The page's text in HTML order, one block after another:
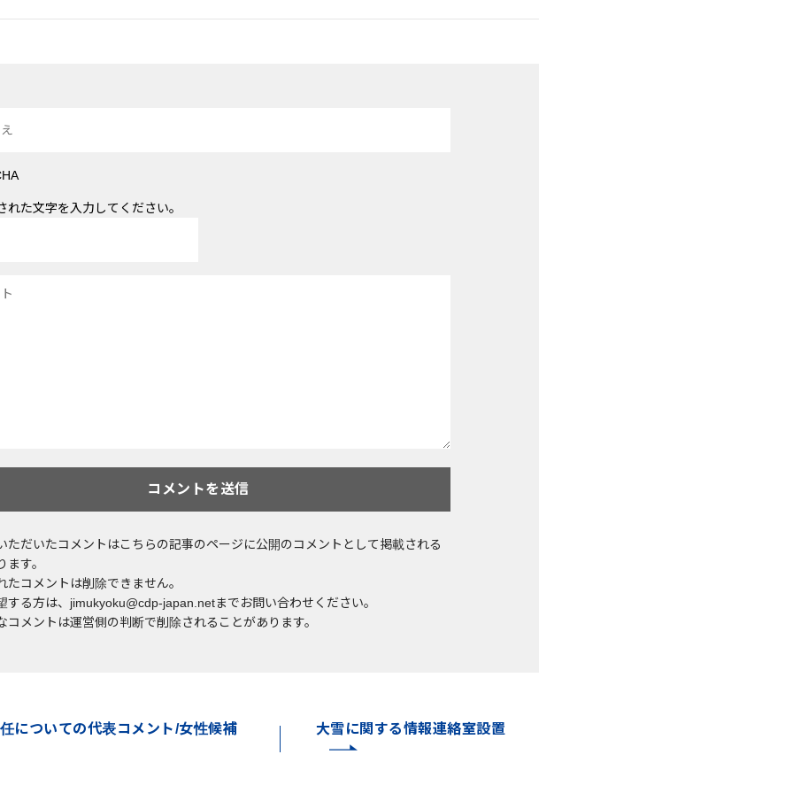
れた文字を入力してください。
だいたコメントはこちらの記事のページに公開のコメントとして掲載される
ます。
コメントは削除できません。
する方は、jimukyoku@cdp-japan.netまでお問い合わせください。
メントは運営側の判断で削除されることがあります。
についての代表コメント/女性候補 大雪に関する情報連絡室設置